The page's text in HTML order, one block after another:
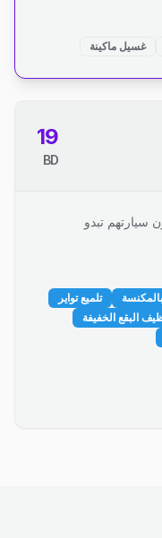
غسيل ماكينة
19
BD
سيارتهم تبدو
تلميع تواير
البقع الخفيفة